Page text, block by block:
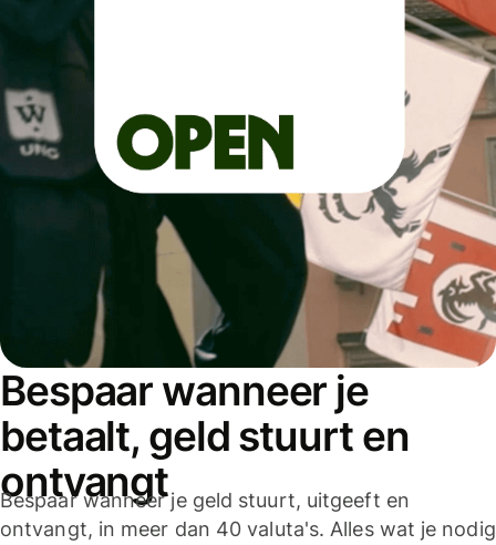
Bespaar wanneer je
betaalt, geld stuurt en
ontvangt
Bespaar wanneer je geld stuurt, uitgeeft en
ontvangt, in meer dan 40 valuta's. Alles wat je nodig